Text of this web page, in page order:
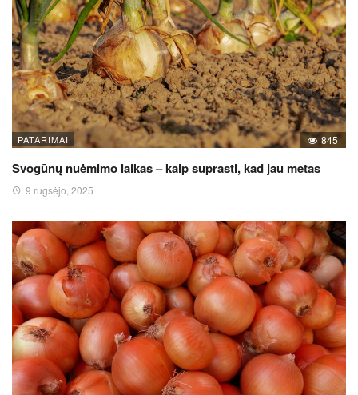
PATARIMAI 845
Svogūnų nuėmimo laikas – kaip suprasti, kad jau metas
9 rugsėjo, 2025